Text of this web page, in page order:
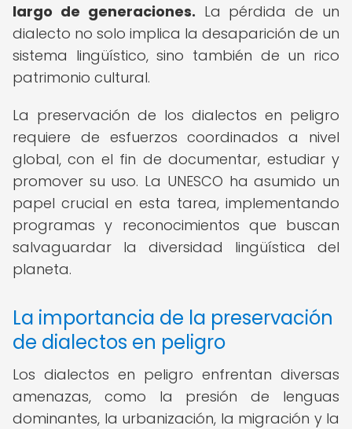
largo de generaciones. La pérdida de un
dialecto no solo implica la desaparición de un
sistema lingüístico, sino también de un rico
patrimonio cultural.
La preservación de los dialectos en peligro
requiere de esfuerzos coordinados a nivel
global, con el fin de documentar, estudiar y
promover su uso. La UNESCO ha asumido un
papel crucial en esta tarea, implementando
programas y reconocimientos que buscan
salvaguardar la diversidad lingüística del
planeta.
La importancia de la preservación
de dialectos en peligro
Los dialectos en peligro enfrentan diversas
amenazas, como la presión de lenguas
dominantes, la urbanización, la migración y la